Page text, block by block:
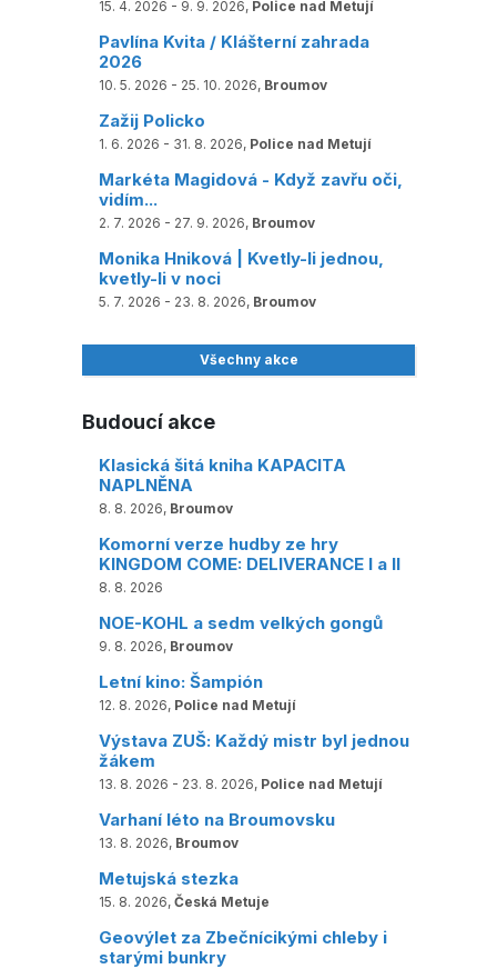
15. 4. 2026 - 9. 9. 2026, Police nad Metují
Pavlína Kvita / Klášterní zahrada
2026
10. 5. 2026 - 25. 10. 2026, Broumov
Zažij Policko
1. 6. 2026 - 31. 8. 2026, Police nad Metují
Markéta Magidová - Když zavřu oči,
vidím...
2. 7. 2026 - 27. 9. 2026, Broumov
Monika Hniková | Kvetly-li jednou,
kvetly-li v noci
5. 7. 2026 - 23. 8. 2026, Broumov
Všechny akce
Budoucí akce
Klasická šitá kniha KAPACITA
NAPLNĚNA
8. 8. 2026, Broumov
Komorní verze hudby ze hry
KINGDOM COME: DELIVERANCE I a II
8. 8. 2026
NOE-KOHL a sedm velkých gongů
9. 8. 2026, Broumov
Letní kino: Šampión
12. 8. 2026, Police nad Metují
Výstava ZUŠ: Každý mistr byl jednou
žákem
13. 8. 2026 - 23. 8. 2026, Police nad Metují
Varhaní léto na Broumovsku
13. 8. 2026, Broumov
Metujská stezka
15. 8. 2026, Česká Metuje
Geovýlet za Zbečnícikými chleby i
starými bunkry